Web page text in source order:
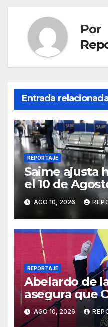
Por
Entrada
REPORTAJE
Saime ajusta
el 10 de
al ‘Plan de
AGO 10, 2026
REPORTAJE
Abelardo de
asegura que
apoyar la
‘libertad’ en
AGO 10, 2026